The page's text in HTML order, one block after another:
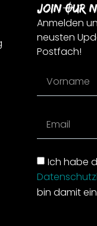
Join Our
Anmelden
neusten
Postfach!
Ich habe
bin damit